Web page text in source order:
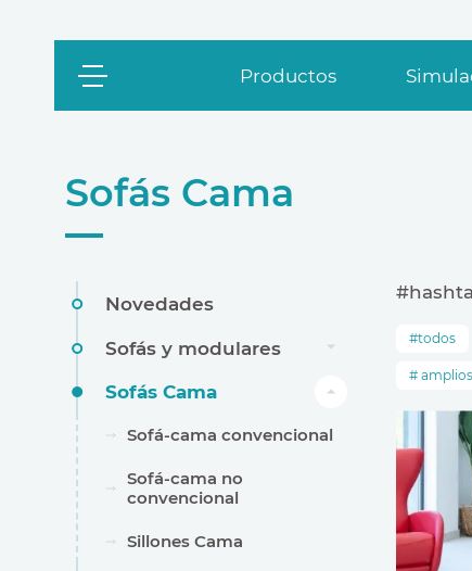
Productos
Sofás Cama
Novedades
Sofás y modulares
Sofás Cama
Sofá-cama convencional
Sofá-cama no
convencional
Sillones Cama
todos